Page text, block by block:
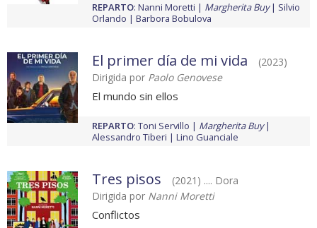
REPARTO: Nanni Moretti Margherita Buy
Silvio
Orlando
Barbora Bobulova
El primer día de mi vida
(2023)
Dirigida por Paolo Genovese
El mundo sin ellos
REPARTO: Toni Servillo
Margherita Buy
Alessandro Tiberi
Lino Guanciale
Tres pisos
(2021) .... Dora
Dirigida por Nanni Moretti
Conflictos